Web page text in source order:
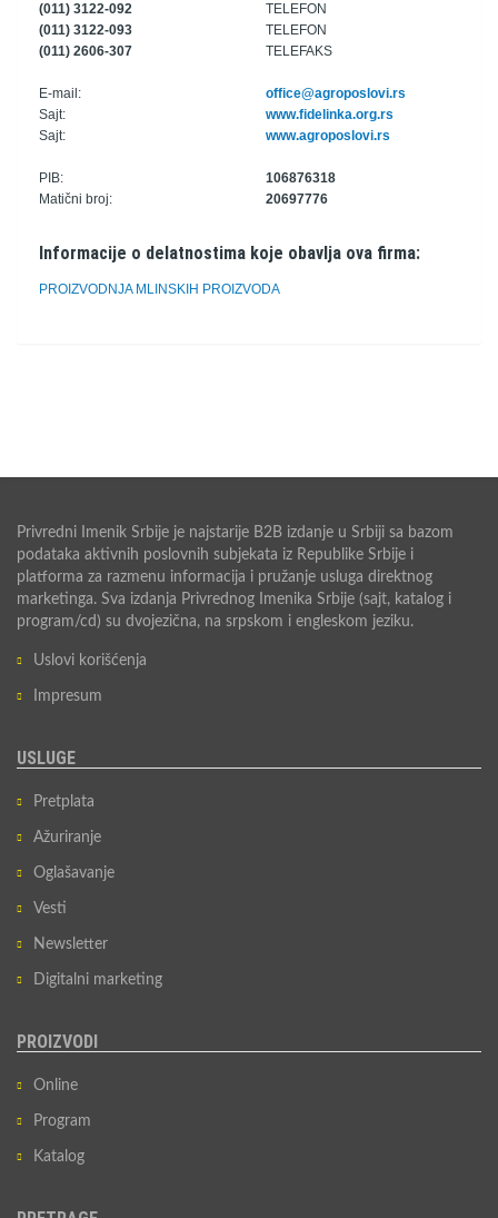
(011) 3122-092
TELEFON
(011) 3122-093
TELEFON
(011) 2606-307
TELEFAKS
E-mail:
office@agroposlovi.rs
Sajt:
www.fidelinka.org.rs
Sajt:
www.agroposlovi.rs
PIB:
106876318
Matični broj:
20697776
Informacije o delatnostima koje obavlja ova firma:
PROIZVODNJA MLINSKIH PROIZVODA
Privredni Imenik Srbije je najstarije B2B izdanje u Srbiji sa bazom
podataka aktivnih poslovnih subjekata iz Republike Srbije i
platforma za razmenu informacija i pružanje usluga direktnog
marketinga. Sva izdanja Privrednog Imenika Srbije (sajt, katalog i
program/cd) su dvojezična, na srpskom i engleskom jeziku.
Uslovi korišćenja
Impresum
USLUGE
Pretplata
Ažuriranje
Oglašavanje
Vesti
Newsletter
Digitalni marketing
PROIZVODI
Online
Program
Katalog